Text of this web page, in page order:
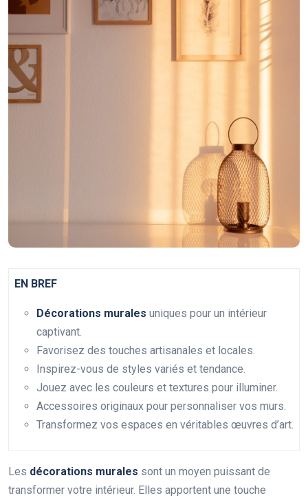
EN BREF
Décorations murales uniques pour un intérieur
captivant.
Favorisez des touches artisanales et locales.
Inspirez-vous de styles variés et tendance.
Jouez avec les couleurs et textures pour illuminer.
Accessoires originaux pour personnaliser vos murs.
Transformez vos espaces en véritables œuvres d’art.
Les décorations murales sont un moyen puissant de
transformer votre intérieur. Elles apportent une touche